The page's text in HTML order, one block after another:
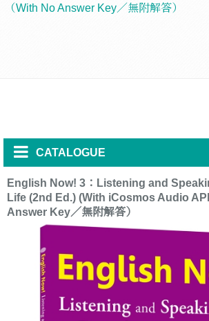
（With No Answer Key／無附解答）
CATALOGUE
English Now! 3：Listening and
Life (2nd Ed.) (With iCosmos Audio
Answer Key／無附解答）